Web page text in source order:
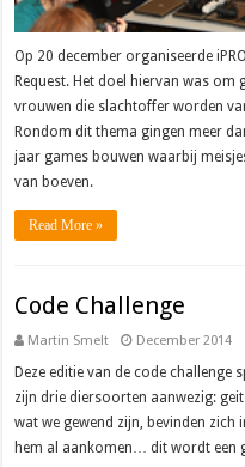
Op 20 december organiseerde
Request. Het doel hiervan was om
vrouwen die slachtoffer worden
Rondom dit thema gingen meer
jaar games bouwen waarbij
van boeven.
Read More »
Code Challenge
Martin Smelt December 2014
Deze editie van de code challenge
zijn drie diersoorten aanwezig:
wat we gewend zijn, bevinden zich
hem al aankomen… dit wordt een